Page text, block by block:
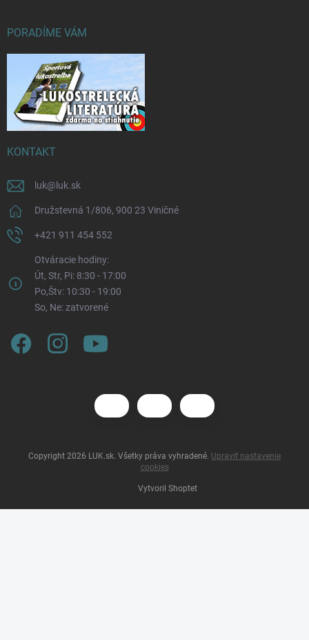
PORADÍME VÁM
KONTAKT
luk@ luk.sk
Družstevná 1/806, 900 23 Viničné
+421 911 454 552
Otváracie hodiny:
Út, Str, Pi: 8:30 - 17:00
Po,Štv: 10:30 - 19:00
So, Ne: zatvorené
Vytvoril Shoptet
Copyright 2026 LUK.sk. Všetky práva vyhradené. Upraviť nastavenie
cookies